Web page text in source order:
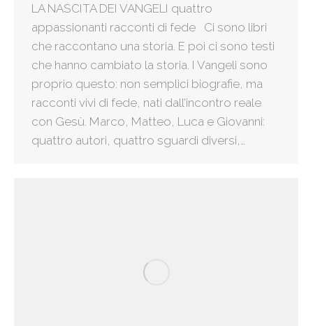
LA NASCITA DEI VANGELI quattro
appassionanti racconti di fede Ci sono libri
che raccontano una storia. E poi ci sono testi
che hanno cambiato la storia. I Vangeli sono
proprio questo: non semplici biografie, ma
racconti vivi di fede, nati dall’incontro reale
con Gesù. Marco, Matteo, Luca e Giovanni:
quattro autori, quattro sguardi diversi,…